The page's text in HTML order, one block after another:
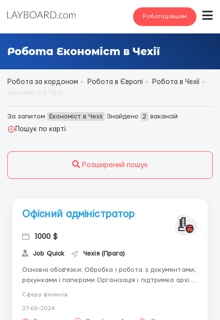
Роботодавцям
Робота Економіст в Чехії
Робота за кордоном Робота в Європі
Робота в Чехії
За запитом Економіст в Чехії Знайдено 2
вакансій
Пошук по карті
Розширений пошук
Офісний адміністратор
1000 $
Job Quick Чехія (Прага)
Основні обов'язки: Обробка і робота з документами,
рахунками і паперами Організація і підтримка архіву
облік документів Вимоги: Знання чеської мови
Сфера фінансів
27-06-2024